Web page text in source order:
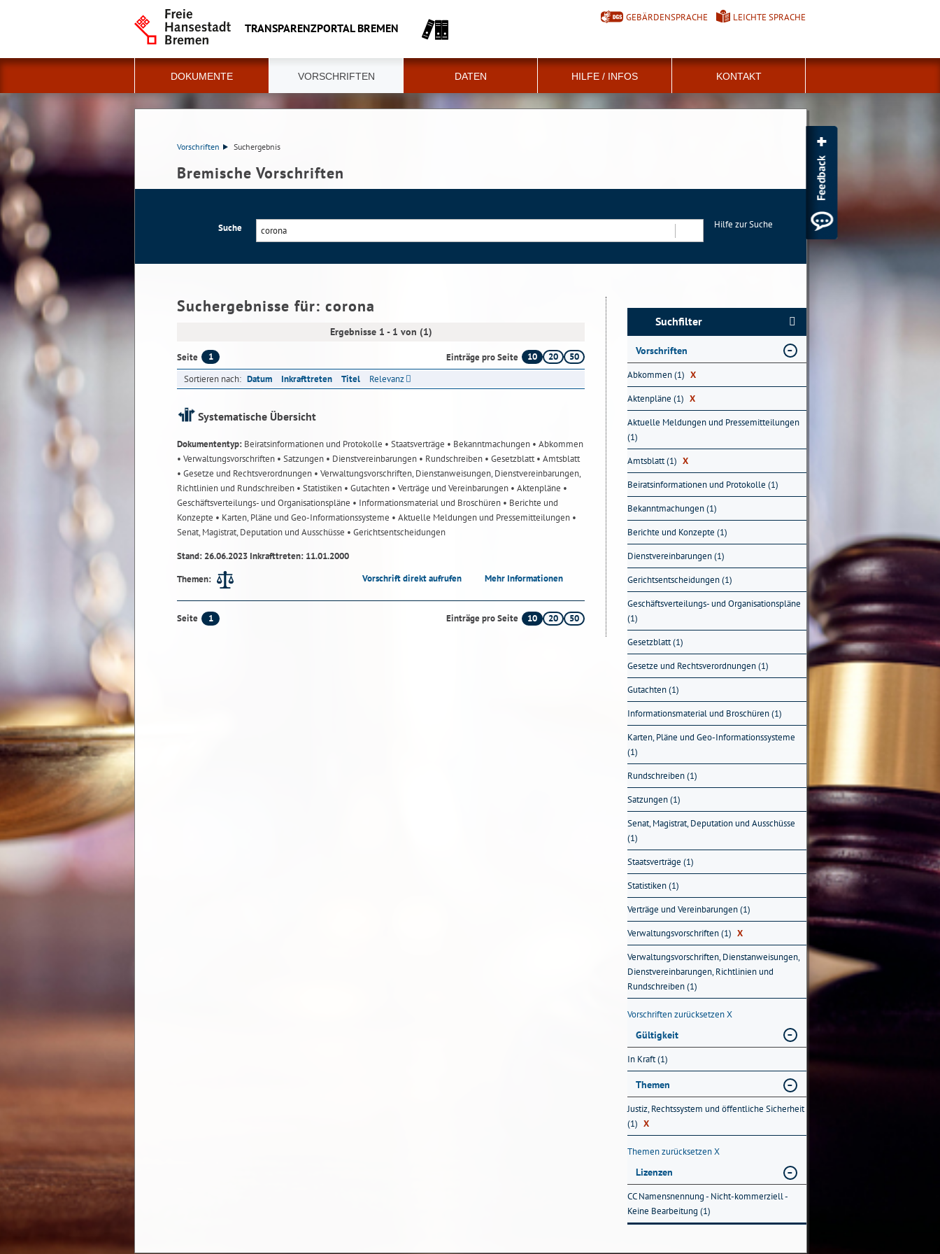
TRANSPARENZPORTAL BREMEN
GEBÄRDENSPRACHE LEICHTE SPRACHE
DOKUMENTE VORSCHRIFTEN DATEN HILFE / INFOS KONTAKT
Vorschriften Suchergebnis
Bremische Vorschriften
Suche
Hilfe zur Suche
Suchergebnisse für: corona
Ergebnisse 1 - 1 von (1)
Seite 1 Einträge pro Seite 10 20
50
Sortieren nach: Datum Inkrafttreten Titel Relevanz
Systematische Übersicht
Dokumententyp: Beiratsinformationen und Protokolle • Staatsverträge • Bekanntmachungen • Abkommen
• Verwaltungsvorschriften • Satzungen • Dienstvereinbarungen • Rundschreiben • Gesetzblatt• Amtsblatt
• Gesetze und Rechtsverordnungen • Verwaltungsvorschriften, Dienstanweisungen, Dienstvereinbarungen,
Richtlinien und Rundschreiben • Statistiken • Gutachten • Verträge und Vereinbarungen • Aktenpläne •
Geschäftsverteilungs- und Organisationspläne • Informationsmaterial und Broschüren • Berichte und
Konzepte • Karten, Pläne und Geo-Informationssysteme • Aktuelle Meldungen und Pressemitteilungen •
Senat, Magistrat, Deputation und Ausschüsse • Gerichtsentscheidungen
Stand: 26.06.2023 Inkrafttreten: 11.01.2000
Themen:
Vorschrift direkt aufrufen Mehr Informationen
Seite 1 Einträge pro Seite 10 20 50
Suchfilter
Vorschriften
Abkommen (1) X
Aktenpläne (1) X
Aktuelle Meldungen und Pressemitteilungen
(1)
Amtsblatt (1) X
Beiratsinformationen und Protokolle (1)
Bekanntmachungen (1)
Berichte und Konzepte (1)
Dienstvereinbarungen (1)
Gerichtsentscheidungen (1)
Geschäftsverteilungs- und Organisationspläne
(1)
Gesetzblatt (1)
Gesetze und Rechtsverordnungen (1)
Gutachten (1)
Informationsmaterial und Broschüren (1)
Karten, Pläne und Geo-Informationssysteme
(1)
Rundschreiben (1)
Satzungen (1)
Senat, Magistrat, Deputation und Ausschüsse
(1)
Staatsverträge (1)
Statistiken (1)
Verträge und Vereinbarungen (1)
Verwaltungsvorschriften (1) X
Verwaltungsvorschriften, Dienstanweisungen,
Dienstvereinbarungen, Richtlinien und
Rundschreiben (1)
Vorschriften zurücksetzenX
Gültigkeit
In Kraft (1)
Themen
Justiz, Rechtssystem und öffentliche Sicherheit
(1) X
Themen zurücksetzenX
Lizenzen
CC Namensnennung - Nicht-kommerziell -
Keine Bearbeitung (1)